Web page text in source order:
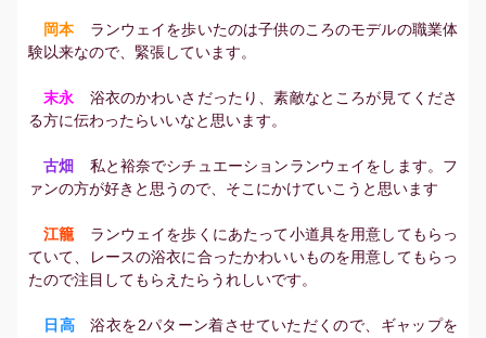
岡本ランウェイを歩いたのは子供のころのモデルの職業体
験以来なので、緊張しています。
末永 浴衣のかわいさだったり、素敵なところが見てくださ
る方に伝わったらいいなと思います。
古畑
私と裕奈でシチュエーションランウェイをします。フ
ァンの方が好きと思うので、そこにかけていこうと思います
江籠 ランウェイを歩くにあたって小道具を用意してもらっ
ていて、レースの浴衣に合ったかわいいものを用意してもらっ
たので注目してもらえたらうれしいです。
日高 浴衣を2パターン着させていただくので、ギャップを